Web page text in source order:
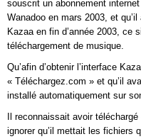
souscrit un abonnement
Wanadoo en mars 2003, et
Kazaa en fin d’année 2003, ce
téléchargement de musique.
Qu’afin d’obtenir l’interface
« Téléchargez.com » et qu’il
installé automatiquement sur
Il reconnaissait avoir
ignorer qu’il mettait les fichiers